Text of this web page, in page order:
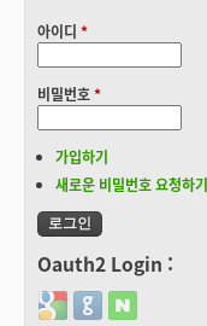
아이디 *
비밀번호*
가입하기
새로운 비밀번호 요청하기
Oauth2 Login :
Login with Google
Login with GitHub
Login with